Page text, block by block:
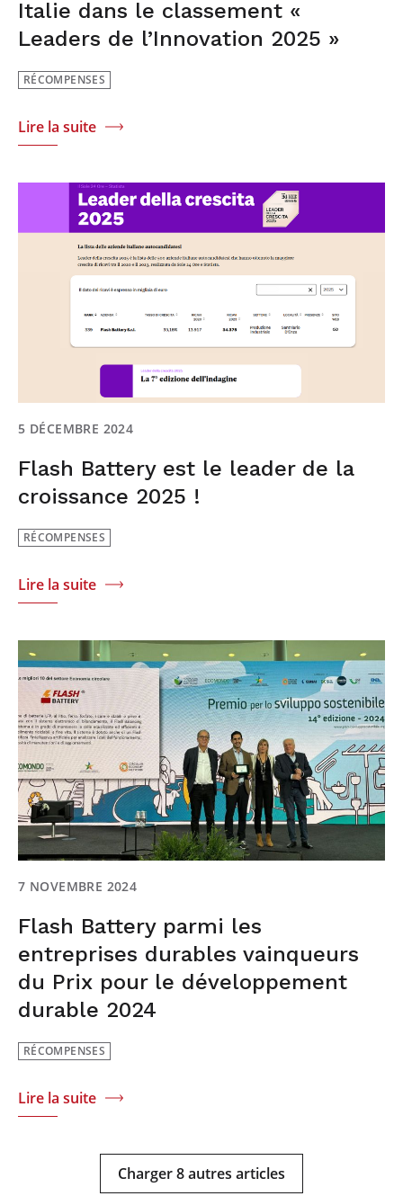
Italie dans le classement «
Leaders de l’Innovation 2025 »
RÉCOMPENSES
Lire la suite
5 DÉCEMBRE 2024
Flash Battery est le leader de la
croissance 2025 !
RÉCOMPENSES
Lire la suite
7 NOVEMBRE 2024
Flash Battery parmi les
entreprises durables vainqueurs
du Prix pour le développement
durable 2024
RÉCOMPENSES
Lire la suite
Charger 8 autres articles